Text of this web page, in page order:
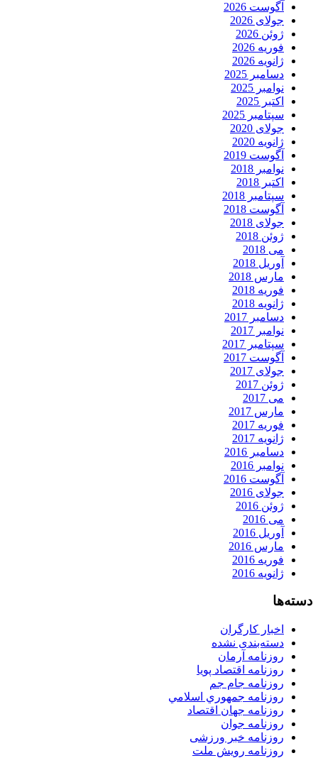
آگوست 2026
جولای 2026
ژوئن 2026
فوریه 2026
ژانویه 2026
دسامبر 2025
نوامبر 2025
اکتبر 2025
سپتامبر 2025
جولای 2020
ژانویه 2020
آگوست 2019
نوامبر 2018
اکتبر 2018
سپتامبر 2018
آگوست 2018
جولای 2018
ژوئن 2018
می 2018
آوریل 2018
مارس 2018
فوریه 2018
ژانویه 2018
دسامبر 2017
نوامبر 2017
سپتامبر 2017
آگوست 2017
جولای 2017
ژوئن 2017
می 2017
مارس 2017
فوریه 2017
ژانویه 2017
دسامبر 2016
نوامبر 2016
آگوست 2016
جولای 2016
ژوئن 2016
می 2016
آوریل 2016
مارس 2016
فوریه 2016
ژانویه 2016
دسته‌ها
اخبار کارگران
دسته‌بندی نشده
روزنامه آرمان
روزنامه اقتصاد پویا
روزنامه جام جم
روزنامه جمهوري اسلامي
روزنامه جهان اقتصاد
روزنامه جوان
روزنامه خبر ورزشى
روزنامه رویش ملت